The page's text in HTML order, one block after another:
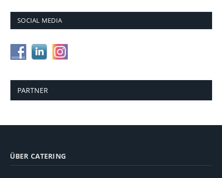
SOCIAL MEDIA
PARTNER
ÜBER CATERING